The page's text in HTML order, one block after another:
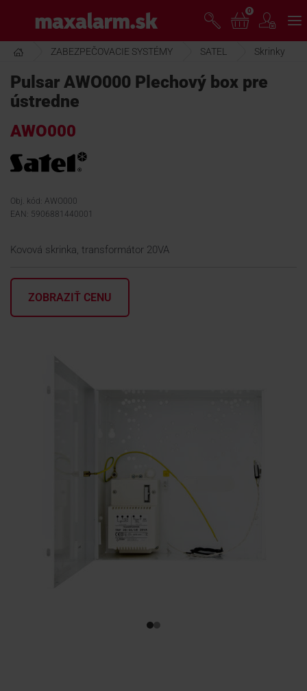
hlavnému
obsahu
www.maxalarm.sk
AKCIA MESIACA
PRODUKTY
SPOLOČNOSŤ
ŠKOLENIE
PODPORA
0
ZABEZPEČOVACIE SYSTÉMY SATEL Skrinky
Pulsar AWO000 Plechový box pre
ústredne
AWO000
Obj. kód: AWO000
EAN: 5906881440001
Kovová skrinka, transformátor 20VA
ZOBRAZIŤ CENU